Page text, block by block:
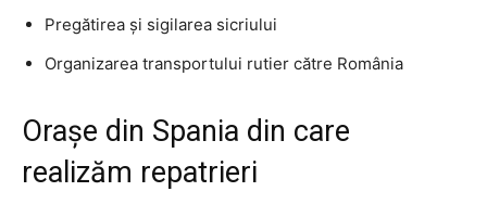
Pregătirea și sigilarea sicriului
Organizarea transportului rutier către România
Orașe din Spania din care
realizăm repatrieri